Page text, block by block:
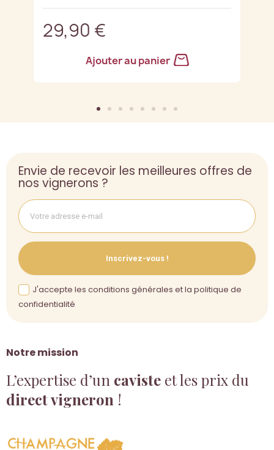
29,90 €
Ajouter au panier
Notre mission
L’expertise d’un caviste et les prix du
direct vigneron !
Envie de recevoir les meilleures offres de
nos vignerons ?
Inscrivez-vous !
J'accepte les conditions générales et la politique de
confidentialité